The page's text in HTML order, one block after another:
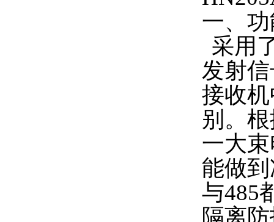
一、
采用
发射
接收
别。
一大
能做
与485
隔离